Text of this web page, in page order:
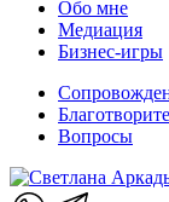
Обо мне
Медиация
Бизнес-игры
Вопросы